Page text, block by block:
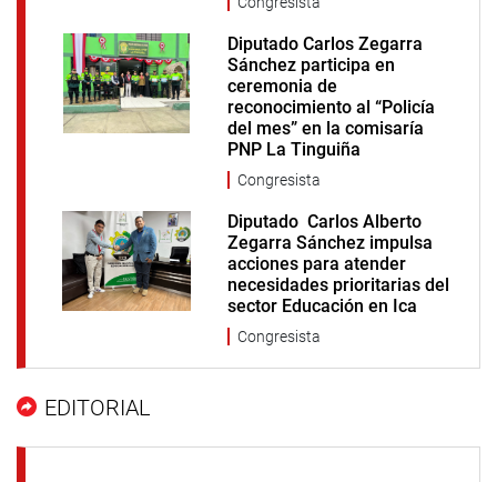
Diputado Carlos Zegarra
Sánchez participa en
ceremonia de
reconocimiento al “Policía
del mes” en la comisaría
PNP La Tinguiña
Congresista
Diputado Carlos Alberto
Zegarra Sánchez impulsa
acciones para atender
necesidades prioritarias del
sector Educación en Ica
Congresista
EDITORIAL